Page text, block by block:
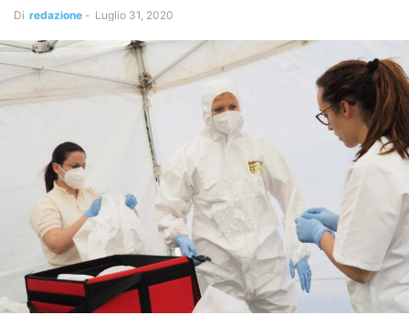
Di redazione - Luglio 31, 2020